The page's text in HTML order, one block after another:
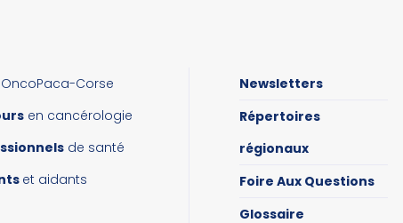
OncoPaca-Corse
en cancérologie
de santé
et aidants
Newsletters
Répertoires
régionaux
Foire Aux Questions
Glossaire